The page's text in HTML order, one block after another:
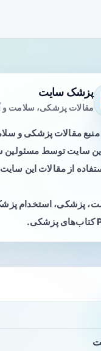
پزشک سایت
مقالات پزشکی، سلامت
مقالات پزشکی و
این سایت توسط مسئولین
از مقالات این
پزشکی، استخدام